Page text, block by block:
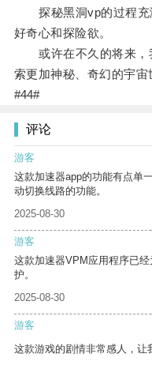
探秘黑洞vp的过程充
好奇心和探险欲。
或许在不久的将来，
索更加神秘、奇幻的宇宙
#44#
评论
游客
这款加速器app的功能有点单
动切换线路的功能。
2025-08-30
游客
这款加速器VPM应用程序已
护。
2025-08-30
游客
这款游戏的剧情非常感人，让